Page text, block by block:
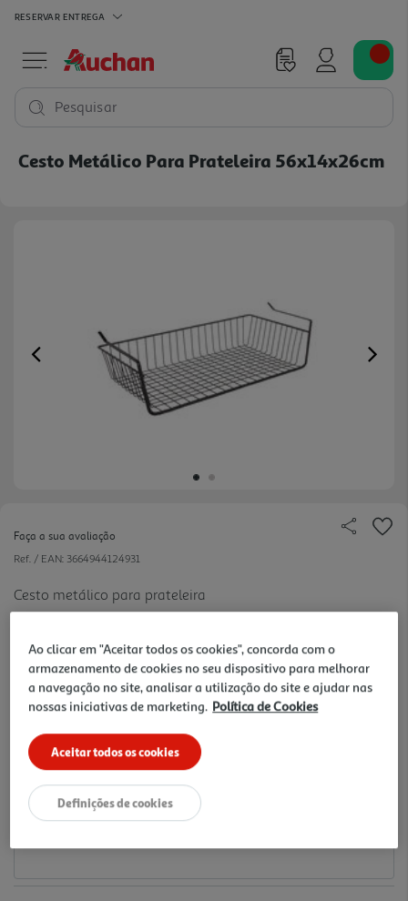
RESERVAR ENTREGA
Pesquisar
Cesto Metálico Para Prateleira 56x14x26cm
Previous
Faça a sua avaliação
Ref. / EAN: 3664944124931
Cesto metálico para prateleira
12.99 €/un
12,99 €
Notas de preparação
Ao clicar em "Aceitar todos os cookies", concorda com o
armazenamento de cookies no seu dispositivo para melhorar
a navegação no site, analisar a utilização do site e ajudar nas
nossas iniciativas de marketing. Política de Cookies
Aceitar todos os cookies
Definições de cookies